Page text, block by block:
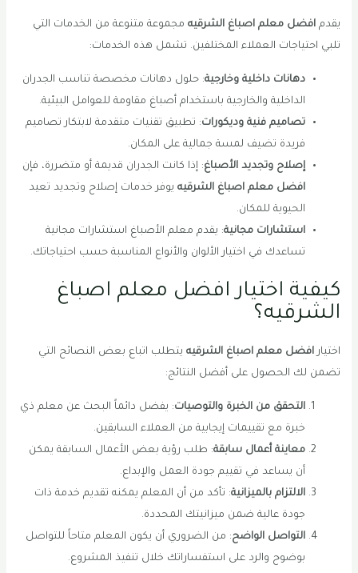
يقدمافضل معلم اصباغ الشرقيه مجموعة متنوعة من الخدمات التي
تلبي احتياجات العملاء المختلفين. تشمل هذه الخدمات:
دهانات داخلية وخارجية: حلول دهانات مخصصة تناسب الجدران
الداخلية والخارجية باستخدام أصباغ مقاومة للعوامل البيئية.
تصاميم فنية وديكورات: تطبيق تقنيات متقدمة لابتكار تصاميم
فريدة تضيف لمسة جمالية على المكان.
إصلاح وتجديد الأصباغ: إذا كانت الجدران قديمة أو متضررة، فإن
افضل معلم اصباغ الشرقيه يوفر خدمات إصلاح وتجديد تعيد
الحيوية للمكان.
استشارات مجانية: يقدم معلم الأصباغ استشارات مجانية
تساعدك في اختيار الألوان والأنواع المناسبة حسب احتياجاتك.
كيفية اختيار افضل معلم اصباغ
الشرقيه؟
اختيارافضل معلم اصباغ الشرقيه يتطلب اتباع بعض النصائح التي
تضمن لك الحصول على أفضل النتائج:
التحقق من الخبرة والتوصيات: يفضل دائماً البحث عن معلم ذي
خبرة مع تقييمات إيجابية من العملاء السابقين.
معاينة أعمال سابقة: طلب رؤية بعض الأعمال السابقة يمكن
أن يساعد في تقييم جودة العمل والإبداع.
الالتزام بالميزانية: تأكد من أن المعلم يمكنه تقديم خدمة ذات
جودة عالية ضمن ميزانيتك المحددة.
التواصل الواضح: من الضروري أن يكون المعلم متاحاً للتواصل
بوضوح والرد على استفساراتك خلال تنفيذ المشروع.